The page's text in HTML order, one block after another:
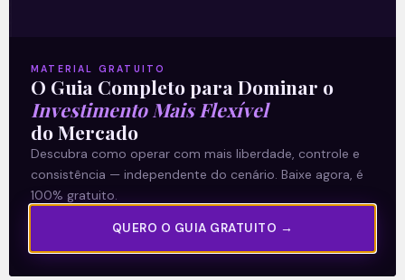
27/09/2019
A Levante
MATERIAL GRATUITO
O Guia Completo para Dominar o
Investimento Mais Flexível
do Mercado
Descubra como operar com mais liberdade, controle e
consistência — independente do cenário. Baixe agora, é
100% gratuito.
QUERO O GUIA GRATUITO →